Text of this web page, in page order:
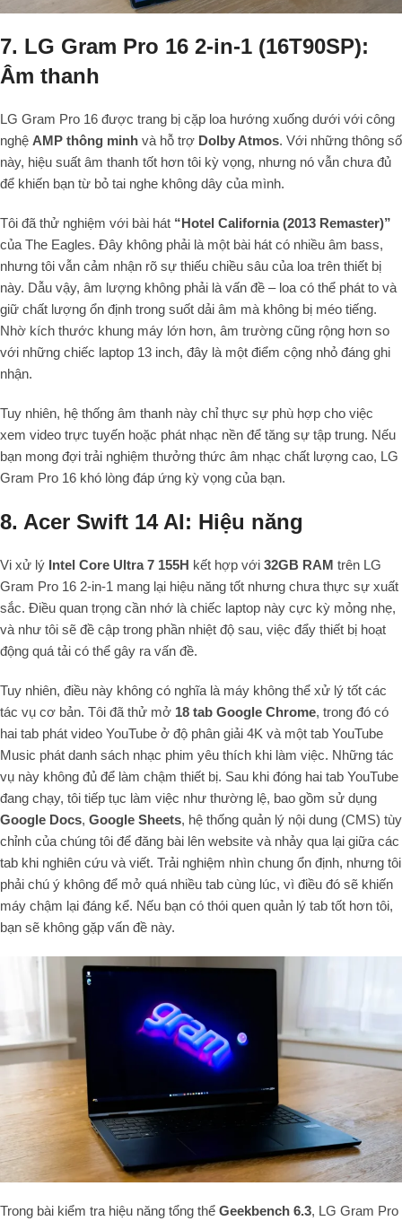
7. LG Gram Pro 16 2-in-1 (16T90SP):
Âm thanh
LG Gram Pro 16 được trang bị cặp loa hướng xuống dưới với công
nghệ AMP thông minh và hỗ trợ Dolby Atmos. Với những thông số
này, hiệu suất âm thanh tốt hơn tôi kỳ vọng, nhưng nó vẫn chưa đủ
để khiến bạn từ bỏ tai nghe không dây của mình.
Tôi đã thử nghiệm với bài hát “Hotel California (2013 Remaster)”
của The Eagles. Đây không phải là một bài hát có nhiều âm bass,
nhưng tôi vẫn cảm nhận rõ sự thiếu chiều sâu của loa trên thiết bị
này. Dẫu vậy, âm lượng không phải là vấn đề – loa có thể phát to và
giữ chất lượng ổn định trong suốt dải âm mà không bị méo tiếng.
Nhờ kích thước khung máy lớn hơn, âm trường cũng rộng hơn so
với những chiếc laptop 13 inch, đây là một điểm cộng nhỏ đáng ghi
nhận.
Tuy nhiên, hệ thống âm thanh này chỉ thực sự phù hợp cho việc
xem video trực tuyến hoặc phát nhạc nền để tăng sự tập trung. Nếu
bạn mong đợi trải nghiệm thưởng thức âm nhạc chất lượng cao, LG
Gram Pro 16 khó lòng đáp ứng kỳ vọng của bạn.
8. Acer Swift 14 AI: Hiệu năng
Vi xử lý Intel Core Ultra 7 155H kết hợp với 32GB RAM trên LG
Gram Pro 16 2-in-1 mang lại hiệu năng tốt nhưng chưa thực sự xuất
sắc. Điều quan trọng cần nhớ là chiếc laptop này cực kỳ mỏng nhẹ,
và như tôi sẽ đề cập trong phần nhiệt độ sau, việc đẩy thiết bị hoạt
động quá tải có thể gây ra vấn đề.
Tuy nhiên, điều này không có nghĩa là máy không thể xử lý tốt các
tác vụ cơ bản. Tôi đã thử mở 18 tab Google Chrome, trong đó có
hai tab phát video YouTube ở độ phân giải 4K và một tab YouTube
Music phát danh sách nhạc phim yêu thích khi làm việc. Những tác
vụ này không đủ để làm chậm thiết bị. Sau khi đóng hai tab YouTube
đang chạy, tôi tiếp tục làm việc như thường lệ, bao gồm sử dụng
Google Docs, Google Sheets, hệ thống quản lý nội dung (CMS) tùy
chỉnh của chúng tôi để đăng bài lên website và nhảy qua lại giữa các
tab khi nghiên cứu và viết. Trải nghiệm nhìn chung ổn định, nhưng tôi
phải chú ý không để mở quá nhiều tab cùng lúc, vì điều đó sẽ khiến
máy chậm lại đáng kể. Nếu bạn có thói quen quản lý tab tốt hơn tôi,
bạn sẽ không gặp vấn đề này.
Trong bài kiểm tra hiệu năng tổng thể Geekbench 6.3, LG Gram Pro